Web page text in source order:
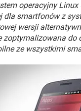
operacyjny
dla smartfonów z
wersji
zoptymalizowana do
ze wszystkimi